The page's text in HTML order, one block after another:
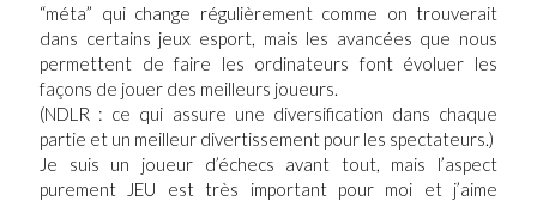
“méta” qui change régulièrement comme on trouverait
dans certains jeux esport, mais les avancées que nous
permettent de faire les ordinateurs font évoluer les
façons de jouer des meilleurs joueurs.
(NDLR : ce qui assure une diversification dans chaque
partie et un meilleur divertissement pour les spectateurs.)
Je suis un joueur d’échecs avant tout, mais l’aspect
purement JEU est très important pour moi et j’aime